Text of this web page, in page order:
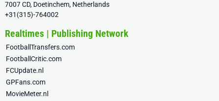
7007 CD, Doetinchem, Netherlands
+31(315)-764002
Realtimes | Publishing Network
FootballTransfers.com
FootballCritic.com
FCUpdate.nl
GPFans.com
MovieMeter.nl